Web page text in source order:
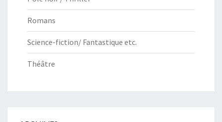
Romans
Science-fiction/ Fantastique etc.
Théâtre